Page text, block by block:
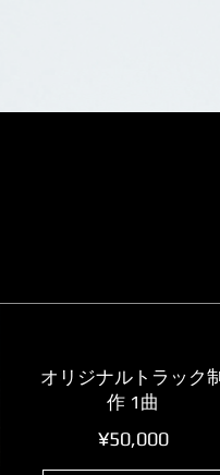
オリジナルトラック
作 1曲
¥50,000価